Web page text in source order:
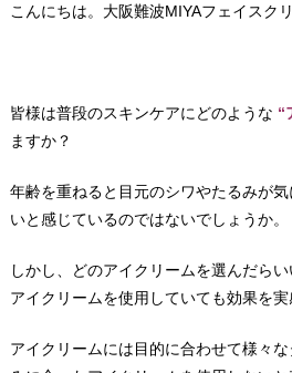
こんにちは。大阪難波MIYAフェイスク
皆様は普段のスキンケアにどのような “
ますか？
年齢を重ねると目元のシワやたるみが
いと感じているのではないでしょうか。
しかし、どのアイクリームを選んだ
アイクリームを使用していても効果を
アイクリームには目的に合わせて様々